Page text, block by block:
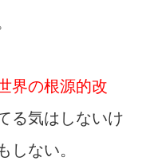
界の根源的改
る気はしないけ
しない。